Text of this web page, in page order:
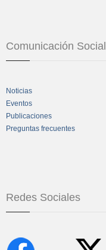
Comunicación Social
Noticias
Eventos
Publicaciones
Preguntas frecuentes
Redes Sociales